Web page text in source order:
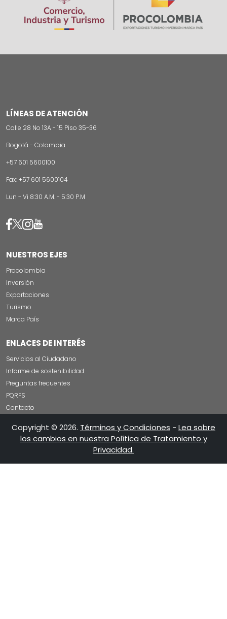
LÍNEAS DE ATENCIÓN
Calle 28 No 13A - 15 Piso 35-36
Bogotá - Colombia
+57 601 5600100
Fax: +57 601 5600104
Lun - Vi 8:30 A.M. - 5:30 P.M
Image
Image
ImageImage
NUESTROS EJES
Procolombia
Inversión
Exportaciones
Turismo
Marca País
ENLACES DE INTERÉS
Servicios al Ciudadano
Informe de sostenibilidad
Preguntas frecuentes
PQRFS
Contacto
Copyright © 2026. Términos y Condiciones - Lea sobre
los cambios en nuestra Política de Tratamiento y
Privacidad.